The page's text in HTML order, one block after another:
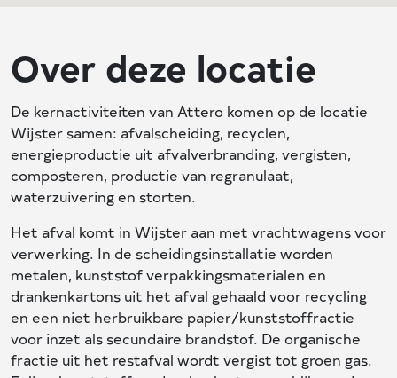
Over deze locatie
De kernactiviteiten van Attero komen op de locatie
Wijster samen: afvalscheiding, recyclen,
energieproductie uit afvalverbranding, vergisten,
composteren, productie van regranulaat,
waterzuivering en storten.
Het afval komt in Wijster aan met vrachtwagens voor
verwerking. In de scheidingsinstallatie worden
metalen, kunststof verpakkingsmaterialen en
drankenkartons uit het afval gehaald voor recycling
en een niet herbruikbare papier/kunststoffractie
voor inzet als secundaire brandstof. De organische
fractie uit het restafval wordt vergist tot groen gas.